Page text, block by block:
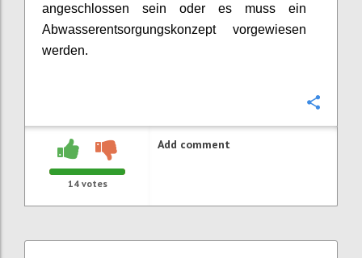
angeschlossen sein oder es muss ein
Abwasserentsorgungskonzept vorgewiesen
werden.
14votes
Add comment